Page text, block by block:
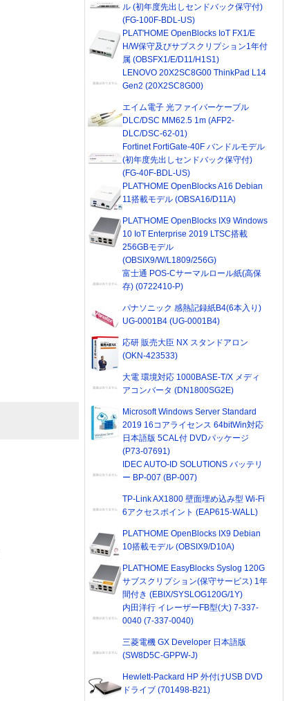
ル (初年度先出しセンドバック保守付)
(FG-100F-BDL-US)
PLAT'HOME OpenBlocks IoT FX1/E
H/W保守及びサブスクリプション1年付
属 (OBSFX1/E/D11/H1S1)
LENOVO 20X2SC8G00 ThinkPad L14
Gen2 (20X2SC8G00)
エイム電子 光ファイバーケーブル
DLC/DSC MM62.5 1m (AFP2-
DLC/DSC-62-01)
Fortinet FortiGate-40F バンドルモデル
(初年度先出しセンドバック保守付)
(FG-40F-BDL-US)
PLAT'HOME OpenBlocks A16 Debian
11搭載モデル (OBSA16/D11A)
PLAT'HOME OpenBlocks IX9 Windows
10 IoT Enterprise 2019 LTSC搭載
256GBモデル
(OBSIX9/W/L1809/256G)
富士通 POS-Cサーマルロール紙(高保
存) (0722410-P)
パナソニック 感熱記録紙B4(6本入り)
UG-0001B4 (UG-0001B4)
応研 販売大臣 NX スタンドアロン
(OKN-423533)
大電 環境対応 1000BASE-T/X メディ
アコンバータ (DN1800SG2E)
Microsoft Windows Server Standard
2019 16コアライセンス 64bitWin対応
日本語版 5CAL付 DVDパッケージ
(P73-07691)
IDEC AUTO-ID SOLUTIONS バッテリ
ー BP-007 (BP-007)
TP-Link AX1800 壁面埋め込み型 Wi-Fi
6アクセスポイント (EAP615-WALL)
PLAT'HOME OpenBlocks IX9 Debian
10搭載モデル (OBSIX9/D10A)
PLAT'HOME EasyBlocks Syslog 120G
サブスクリプション(保守サービス) 1年
間付き (EBIX/SYSLOG120G/1Y)
内田洋行 イレーザーFB型(大) 7-337-
0040 (7-337-0040)
三菱電機 GX Developer 日本語版
(SW8D5C-GPPW-J)
Hewlett-Packard HP 外付けUSB DVD
ドライブ (701498-B21)